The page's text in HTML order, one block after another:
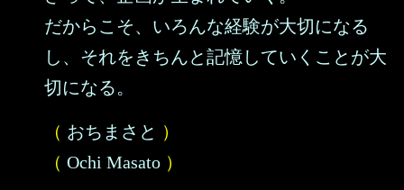
だからこそ、いろんな経験が大切になる
し、それをきちんと記憶していくことが大
切になる。
（ おちまさと ）
（ Ochi Masato ）